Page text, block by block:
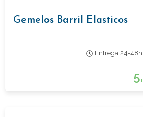
Gemelos Barril Elasticos
Entrega 24-48h
5,